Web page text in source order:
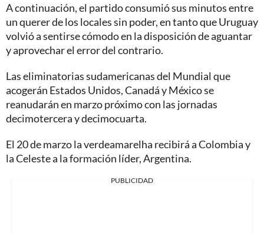
A continuación, el partido consumió sus minutos entre
un querer de los locales sin poder, en tanto que Uruguay
volvió a sentirse cómodo en la disposición de aguantar
y aprovechar el error del contrario.
Las eliminatorias sudamericanas del Mundial que
acogerán Estados Unidos, Canadá y México se
reanudarán en marzo próximo con las jornadas
decimotercera y decimocuarta.
El 20 de marzo la verdeamarelha recibirá a Colombia y
la Celeste a la formación líder, Argentina.
PUBLICIDAD